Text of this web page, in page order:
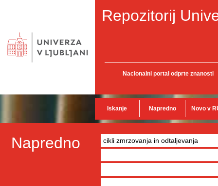
Repozitorij
Nacionalni portal odprte znanosti
Iskanje Napredno Novo v
Napredno